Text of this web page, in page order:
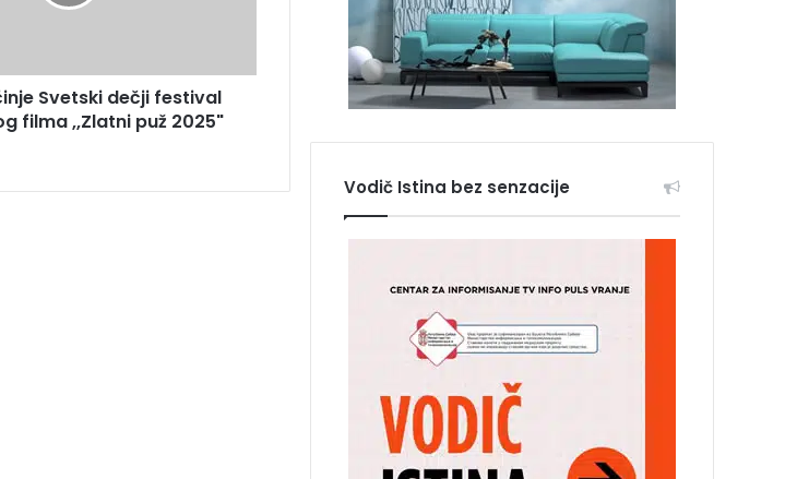
Svetski dečji festival
filma ,,Zlatni puž 2025"
Vodič Istina bez senzacije